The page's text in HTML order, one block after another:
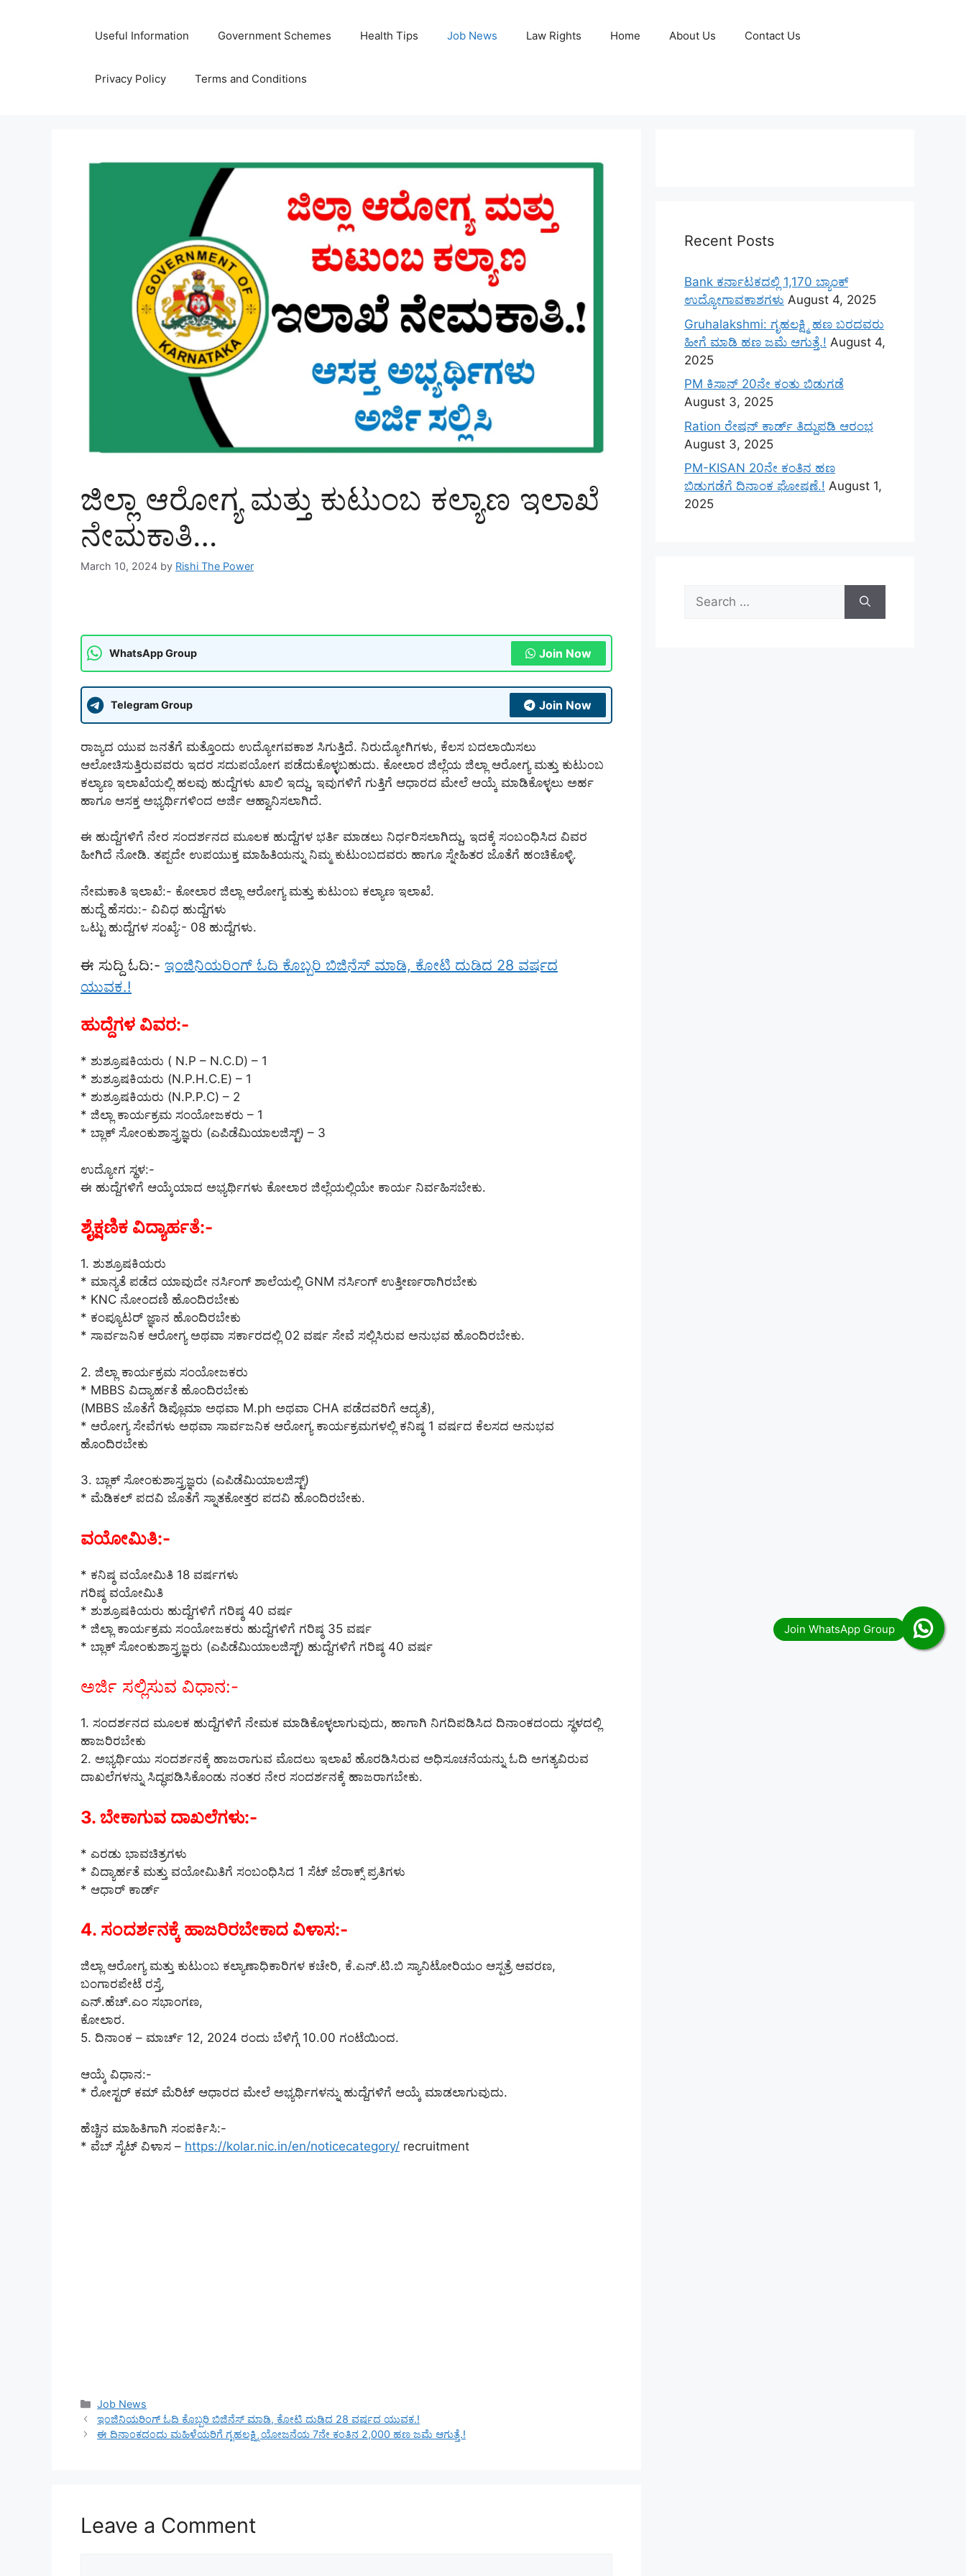
Useful Information Government Schemes Health Tips Job News Law Rights Home About Us Contact Us
Privacy Policy Terms and Conditions
ಜಿಲ್ಲಾ ಆರೋಗ್ಯ ಮತ್ತು ಕುಟುಂಬ ಕಲ್ಯಾಣ ಇಲಾಖೆ
ನೇಮಕಾತಿ…
March 10, 2024 by Rishi The Power
WhatsApp Group Join Now
Telegram Group Join Now
ರಾಜ್ಯದ ಯುವ ಜನತೆಗೆ ಮತ್ತೊಂದು ಉದ್ಯೋಗವಕಾಶ ಸಿಗುತ್ತಿದೆ. ನಿರುದ್ಯೋಗಿಗಳು, ಕೆಲಸ ಬದಲಾಯಿಸಲು
ಆಲೋಚಿಸುತ್ತಿರುವವರು ಇದರ ಸದುಪಯೋಗ ಪಡೆದುಕೊಳ್ಳಬಹುದು. ಕೋಲಾರ ಜಿಲ್ಲೆಯ ಜಿಲ್ಲಾ ಆರೋಗ್ಯ ಮತ್ತು ಕುಟುಂಬ
ಕಲ್ಯಾಣ ಇಲಾಖೆಯಲ್ಲಿ ಹಲವು ಹುದ್ದೆಗಳು ಖಾಲಿ ಇದ್ದು, ಇವುಗಳಿಗೆ ಗುತ್ತಿಗೆ ಆಧಾರದ ಮೇಲೆ ಆಯ್ಕೆ ಮಾಡಿಕೊಳ್ಳಲು ಅರ್ಹ
ಹಾಗೂ ಆಸಕ್ತ ಅಭ್ಯರ್ಥಿಗಳಿಂದ ಅರ್ಜಿ ಆಹ್ವಾನಿಸಲಾಗಿದೆ.
ಈ ಹುದ್ದೆಗಳಿಗೆ ನೇರ ಸಂದರ್ಶನದ ಮೂಲಕ ಹುದ್ದೆಗಳ ಭರ್ತಿ ಮಾಡಲು ನಿರ್ಧರಿಸಲಾಗಿದ್ದು, ಇದಕ್ಕೆ ಸಂಬಂಧಿಸಿದ ವಿವರ
ಹೀಗಿದೆ ನೋಡಿ. ತಪ್ಪದೇ ಉಪಯುಕ್ತ ಮಾಹಿತಿಯನ್ನು ನಿಮ್ಮ ಕುಟುಂಬದವರು ಹಾಗೂ ಸ್ನೇಹಿತರ ಜೊತೆಗೆ ಹಂಚಿಕೊಳ್ಳಿ.
ನೇಮಕಾತಿ ಇಲಾಖೆ:- ಕೋಲಾರ ಜಿಲ್ಲಾ ಆರೋಗ್ಯ ಮತ್ತು ಕುಟುಂಬ ಕಲ್ಯಾಣ ಇಲಾಖೆ.
ಹುದ್ದೆ ಹೆಸರು:- ವಿವಿಧ ಹುದ್ದೆಗಳು
ಒಟ್ಟು ಹುದ್ದೆಗಳ ಸಂಖ್ಯೆ:- 08 ಹುದ್ದೆಗಳು.
ಈ ಸುದ್ದಿ ಓದಿ:- ಇಂಜಿನಿಯರಿಂಗ್ ಓದಿ ಕೊಬ್ಬರಿ ಬಿಜಿನೆಸ್ ಮಾಡಿ, ಕೋಟಿ ದುಡಿದ 28 ವರ್ಷದ
ಯುವಕ.!
ಹುದ್ದೆಗಳ ವಿವರ:-
* ಶುಶ್ರೂಷಕಿಯರು ( N.P – N.C.D) – 1
* ಶುಶ್ರೂಷಕಿಯರು (N.P.H.C.E) – 1
* ಶುಶ್ರೂಷಕಿಯರು (N.P.P.C) – 2
* ಜಿಲ್ಲಾ ಕಾರ್ಯಕ್ರಮ ಸಂಯೋಜಕರು – 1
* ಬ್ಲಾಕ್ ಸೋಂಕುಶಾಸ್ತ್ರಜ್ಞರು (ಎಪಿಡೆಮಿಯಾಲಜಿಸ್ಟ್) – 3
ಉದ್ಯೋಗ ಸ್ಥಳ:-
ಈ ಹುದ್ದೆಗಳಿಗೆ ಆಯ್ಕೆಯಾದ ಅಭ್ಯರ್ಥಿಗಳು ಕೋಲಾರ ಜಿಲ್ಲೆಯಲ್ಲಿಯೇ ಕಾರ್ಯ ನಿರ್ವಹಿಸಬೇಕು.
ಶೈಕ್ಷಣಿಕ ವಿದ್ಯಾರ್ಹತೆ:-
1. ಶುಶ್ರೂಷಕಿಯರು
* ಮಾನ್ಯತೆ ಪಡೆದ ಯಾವುದೇ ನರ್ಸಿಂಗ್ ಶಾಲೆಯಲ್ಲಿ GNM ನರ್ಸಿಂಗ್‌ ಉತ್ತೀರ್ಣರಾಗಿರಬೇಕು
* KNC ನೋಂದಣಿ ಹೊಂದಿರಬೇಕು
* ಕಂಪ್ಯೂಟರ್ ಜ್ಞಾನ ಹೊಂದಿರಬೇಕು
* ಸಾರ್ವಜನಿಕ ಆರೋಗ್ಯ ಅಥವಾ ಸರ್ಕಾರದಲ್ಲಿ 02 ವರ್ಷ ಸೇವೆ ಸಲ್ಲಿಸಿರುವ ಅನುಭವ ಹೊಂದಿರಬೇಕು.
2. ಜಿಲ್ಲಾ ಕಾರ್ಯಕ್ರಮ ಸಂಯೋಜಕರು
* MBBS ವಿದ್ಯಾರ್ಹತೆ ಹೊಂದಿರಬೇಕು
(MBBS ಜೊತೆಗೆ ಡಿಪ್ಲೊಮಾ ಅಥವಾ M.ph ಅಥವಾ CHA ಪಡೆದವರಿಗೆ ಆದ್ಯತೆ),
* ಆರೋಗ್ಯ ಸೇವೆಗಳು ಅಥವಾ ಸಾರ್ವಜನಿಕ ಆರೋಗ್ಯ ಕಾರ್ಯಕ್ರಮಗಳಲ್ಲಿ ಕನಿಷ್ಠ 1 ವರ್ಷದ ಕೆಲಸದ ಅನುಭವ
ಹೊಂದಿರಬೇಕು
3. ಬ್ಲಾಕ್ ಸೋಂಕುಶಾಸ್ತ್ರಜ್ಞರು (ಎಪಿಡೆಮಿಯಾಲಜಿಸ್ಟ್)
* ಮೆಡಿಕಲ್ ಪದವಿ ಜೊತೆಗೆ ಸ್ನಾತಕೋತ್ತರ ಪದವಿ ಹೊಂದಿರಬೇಕು.
ವಯೋಮಿತಿ:-
* ಕನಿಷ್ಠ ವಯೋಮಿತಿ 18 ವರ್ಷಗಳು
ಗರಿಷ್ಠ ವಯೋಮಿತಿ
* ಶುಶ್ರೂಷಕಿಯರು ಹುದ್ದೆಗಳಿಗೆ ಗರಿಷ್ಠ 40 ವರ್ಷ
* ಜಿಲ್ಲಾ ಕಾರ್ಯಕ್ರಮ ಸಂಯೋಜಕರು ಹುದ್ದೆಗಳಿಗೆ ಗರಿಷ್ಠ 35 ವರ್ಷ
* ಬ್ಲಾಕ್ ಸೋಂಕುಶಾಸ್ತ್ರಜ್ಞರು (ಎಪಿಡೆಮಿಯಾಲಜಿಸ್ಟ್) ಹುದ್ದೆಗಳಿಗೆ ಗರಿಷ್ಠ 40 ವರ್ಷ
ಅರ್ಜಿ ಸಲ್ಲಿಸುವ ವಿಧಾನ:-
1. ಸಂದರ್ಶನದ ಮೂಲಕ ಹುದ್ದೆಗಳಿಗೆ ನೇಮಕ ಮಾಡಿಕೊಳ್ಳಲಾಗುವುದು, ಹಾಗಾಗಿ ನಿಗದಿಪಡಿಸಿದ ದಿನಾಂಕದಂದು ಸ್ಥಳದಲ್ಲಿ
ಹಾಜರಿರಬೇಕು
2. ಅಭ್ಯರ್ಥಿಯು ಸಂದರ್ಶನಕ್ಕೆ ಹಾಜರಾಗುವ ಮೊದಲು ಇಲಾಖೆ ಹೊರಡಿಸಿರುವ ಅಧಿಸೂಚನೆಯನ್ನು ಓದಿ ಅಗತ್ಯವಿರುವ
ದಾಖಲೆಗಳನ್ನು ಸಿದ್ಧಪಡಿಸಿಕೊಂಡು ನಂತರ ನೇರ ಸಂದರ್ಶನಕ್ಕೆ ಹಾಜರಾಗಬೇಕು.
3. ಬೇಕಾಗುವ ದಾಖಲೆಗಳು:-
* ಎರಡು ಭಾವಚಿತ್ರಗಳು
* ವಿದ್ಯಾರ್ಹತೆ ಮತ್ತು ವಯೋಮಿತಿಗೆ ಸಂಬಂಧಿಸಿದ 1 ಸೆಟ್ ಜೆರಾಕ್ಸ್ ಪ್ರತಿಗಳು
* ಆಧಾರ್ ಕಾರ್ಡ್
4. ಸಂದರ್ಶನಕ್ಕೆ ಹಾಜರಿರಬೇಕಾದ ವಿಳಾಸ:-
ಜಿಲ್ಲಾ ಆರೋಗ್ಯ ಮತ್ತು ಕುಟುಂಬ ಕಲ್ಯಾಣಾಧಿಕಾರಿಗಳ ಕಚೇರಿ, ಕೆ.ಎನ್.ಟಿ.ಬಿ ಸ್ಯಾನಿಟೋರಿಯಂ ಆಸ್ಪತ್ರೆ ಆವರಣ,
ಬಂಗಾರಪೇಟೆ ರಸ್ತೆ,
ಎನ್.ಹೆಚ್.ಎಂ ಸಭಾಂಗಣ,
ಕೋಲಾರ.
5. ದಿನಾಂಕ – ಮಾರ್ಚ್ 12, 2024 ರಂದು ಬೆಳಿಗ್ಗೆ 10.00 ಗಂಟೆಯಿಂದ.
ಆಯ್ಕೆ ವಿಧಾನ:-
* ರೋಸ್ಟರ್ ಕಮ್ ಮೆರಿಟ್ ಆಧಾರದ ಮೇಲೆ ಅಭ್ಯರ್ಥಿಗಳನ್ನು ಹುದ್ದೆಗಳಿಗೆ ಆಯ್ಕೆ ಮಾಡಲಾಗುವುದು.
ಹೆಚ್ಚಿನ ಮಾಹಿತಿಗಾಗಿ ಸಂಪರ್ಕಿಸಿ:-
* ವೆಬ್ ಸೈಟ್ ವಿಳಾಸ – https://kolar.nic.in/en/noticecategory/ recruitment
Categories
Job News
ಇಂಜಿನಿಯರಿಂಗ್ ಓದಿ ಕೊಬ್ಬರಿ ಬಿಜಿನೆಸ್ ಮಾಡಿ, ಕೋಟಿ ದುಡಿದ 28 ವರ್ಷದ ಯುವಕ.!
ಈ ದಿನಾಂಕದಂದು ಮಹಿಳೆಯರಿಗೆ ಗೃಹಲಕ್ಷ್ಮಿ ಯೋಜನೆಯ 7ನೇ ಕಂತಿನ 2,000 ಹಣ ಜಮೆ ಆಗುತ್ತೆ.!
Leave a Comment
Recent Posts
Bank ಕರ್ನಾಟಕದಲ್ಲಿ 1,170 ಬ್ಯಾಂಕ್
ಉದ್ಯೋಗಾವಕಾಶಗಳು August 4, 2025
Gruhalakshmi: ಗೃಹಲಕ್ಷ್ಮಿ ಹಣ ಬರದವರು
ಹೀಗೆ ಮಾಡಿ ಹಣ ಜಮೆ‌ ಆಗುತ್ತೆ.! August 4,
2025
PM ಕಿಸಾನ್ 20ನೇ ಕಂತು ಬಿಡುಗಡೆ
August 3, 2025
Ration ರೇಷನ್ ಕಾರ್ಡ್ ತಿದ್ದುಪಡಿ ಆರಂಭ
August 3, 2025
PM-KISAN 20ನೇ ಕಂತಿನ ಹಣ
ಬಿಡುಗಡೆಗೆ ದಿನಾಂಕ ಘೋಷಣೆ.! August 1,
2025
Search
for: